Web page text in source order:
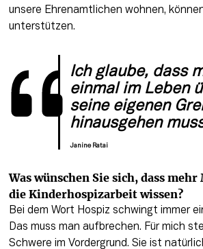
unsere Ehrenamtlichen wohnen,
unterstützen.
Ich glaube, dass
einmal im Leben
seine eigenen
hinausgehen
Janine Ratai
Was wünschen Sie sich, dass
die Kinderhospizarbeit wissen?
Bei dem Wort Hospiz schwingt immer
Das muss man aufbrechen. Für mich
Schwere im Vordergrund. Sie ist